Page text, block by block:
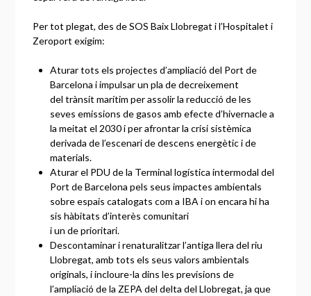
Per tot plegat, des de SOS Baix Llobregat i l’Hospitalet i
Zeroport exigim:
Aturar tots els projectes d’ampliació del Port de
Barcelona i impulsar un pla de decreixement
del trànsit marítim per assolir la reducció de les
seves emissions de gasos amb efecte d’hivernacle a
la meitat el 2030 i per afrontar la crisi sistèmica
derivada de l’escenari de descens energètic i de
materials.
Aturar el PDU de la Terminal logística intermodal del
Port de Barcelona pels seus impactes ambientals
sobre espais catalogats com a IBA i on encara hi ha
sis hàbitats d’interès comunitari
i un de prioritari.
Descontaminar i renaturalitzar l’antiga llera del riu
Llobregat, amb tots els seus valors ambientals
originals, i incloure-la dins les previsions de
l’ampliació de la ZEPA del delta del Llobregat, ja que